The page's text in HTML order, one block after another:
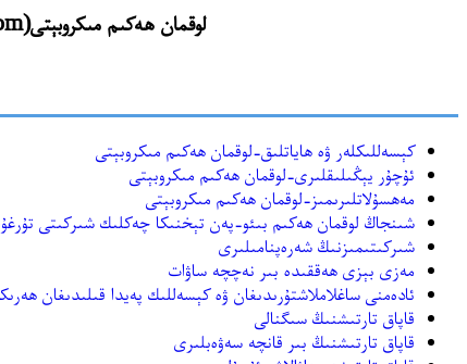
لوقمان ھەكىم مىكروبېتى(lokmanhakim.yanbilog.com) نىڭ https://archive.org دىن ئەسلىگە كەلتۈرۈلگەن يازمىلىرى
كېسەللىكلەر ۋە ھاياتلىق-لوقمان ھەكىم مىكروبېتى
ئۇچۇر يېڭىلىقلىرى-لوقمان ھەكىم مىكروبېتى
مەھسۇلاتلىرىمىز-لوقمان ھەكىم مىكروبېتى
شىنجاڭ لوقمان ھەكىم بىئو-پەن تېخنىكا چەكلىك شىركىتى
شىركىتىمىزنىڭ شەرەپنامىلىرى
مەزى بېزى ھەققىدە بىر نەچچە ساۋات
ئادەمنى ساغلاملاشتۇرىدىغان ۋە كېسەللىك پەيدا قىلىدىغان
قاپاق تارتىشنىڭ سىگنالى
قاپاق تارتىشنىڭ بىر قانچە سەۋەبلىرى